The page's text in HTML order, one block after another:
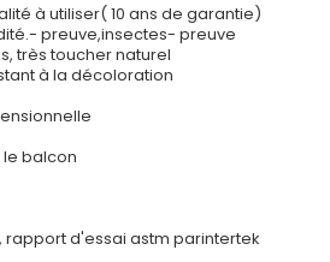
à utiliser( 10 ans de garantie)
preuve,insectes- preuve
très toucher naturel
à la décoloration
balcon
rapport d'essai astm parintertek